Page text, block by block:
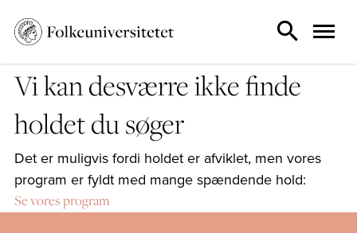
Vi kan desværre ikke finde
holdet du søger
Det er muligvis fordi holdet er afviklet, men vores
program er fyldt med mange spændende hold:
Se vores program